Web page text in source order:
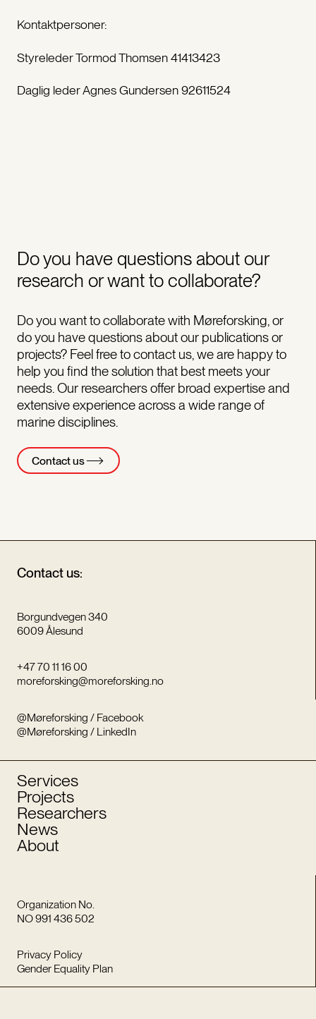
Kontaktpersoner:
Styreleder Tormod Thomsen 41413423
Daglig leder Agnes Gundersen 92611524
Do you have questions about our
research or want to collaborate?
Do you want to collaborate with Møreforsking, or
do you have questions about our publications or
projects? Feel free to contact us, we are happy to
help you find the solution that best meets your
needs. Our researchers offer broad expertise and
extensive experience across a wide range of
marine disciplines.
Contact us
Contact us:
Borgundvegen 340
6009 Ålesund
+47 70 11 16 00
moreforsking@moreforsking.no
@Møreforsking / Facebook
@Møreforsking / LinkedIn
Organization No.
NO 991 436 502
Privacy Policy
Gender Equality Plan
Services
Projects
Researchers
News
About